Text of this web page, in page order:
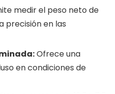
medir el peso neto de
precisión en las
Ofrece una
en condiciones de